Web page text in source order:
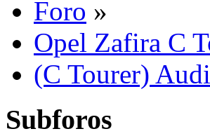
Foro »
Opel Zafira C
(C Tourer)
Subforos